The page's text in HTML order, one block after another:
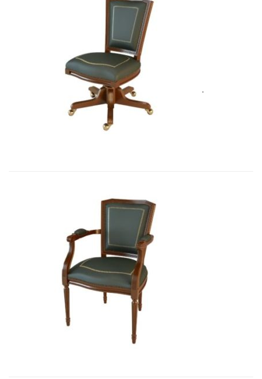
Art&Moble 01005 Кресло вращающе...
3 562,00
Art&Moble 01003 Кресло неподвиж...
3 411,87